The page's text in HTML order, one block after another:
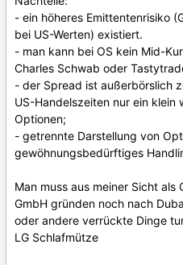
- ein höheres Emittentenrisiko
bei US-Werten) existiert.
- man kann bei OS kein Mid-
Charles Schwab oder
- der Spread ist außerbörslich
US-Handelszeiten nur ein klein
Optionen;
- getrennte Darstellung von
gewöhnungsbedürftiges
Man muss aus meiner Sicht
GmbH gründen noch nach
oder andere verrückte Dinge
LG Schlafmütze